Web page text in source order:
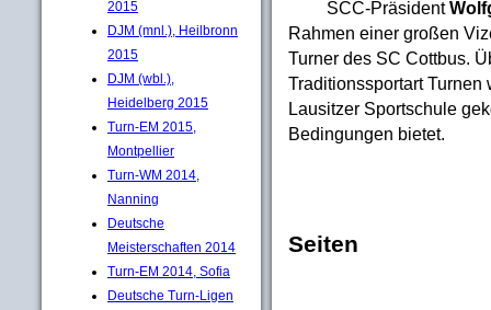
2015
DJM (mnl.), Heilbronn
2015
DJM (wbl.),
Heidelberg 2015
Turn-EM 2015,
Montpellier
Turn-WM 2014,
Nanning
Deutsche
Meisterschaften 2014
Turn-EM 2014, Sofia
Deutsche Turn-Ligen
SCC-Präsident
Rahmen einer großen
Turner des SC Cottbus.
Traditionssportart
Lausitzer Sportschule
Bedingungen bietet.
Seiten